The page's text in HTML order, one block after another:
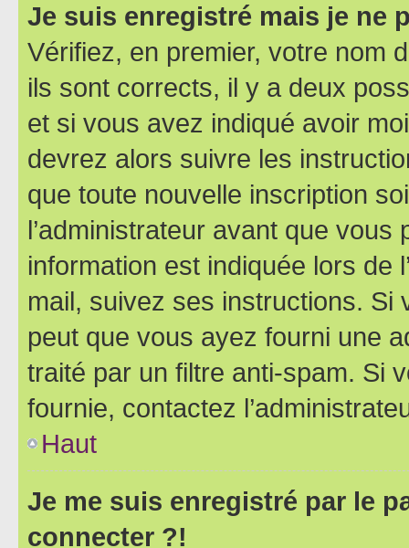
Je suis enregistré mais je ne
Vérifiez, en premier, votre nom
ils sont corrects, il y a deux
et si vous avez indiqué avoir
devrez alors suivre les
que toute nouvelle inscription
l’administrateur avant que
information est indiquée lors de
mail, suivez ses instructions. Si
peut que vous ayez fourni une
traité par un filtre anti-spam. Si
fournie, contactez
Haut
Je me suis enregistré par le
connecter ?!